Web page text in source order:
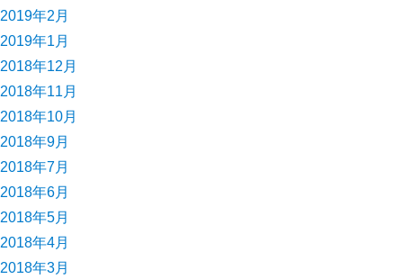
2019年2月
2019年1月
2018年12月
2018年11月
2018年10月
2018年9月
2018年7月
2018年6月
2018年5月
2018年4月
2018年3月